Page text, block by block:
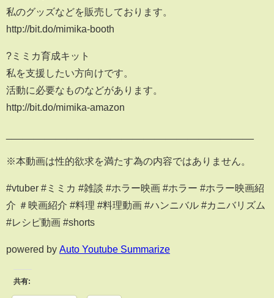
私のグッズなどを販売しております。
http://bit.do/mimika-booth
?ミミカ育成キット
私を支援したい方向けです。
活動に必要なものなどがあります。
http://bit.do/mimika-amazon
※本動画は性的欲求を満たす為の内容ではありません。
#vtuber #ミミカ #雑談 #ホラー映画 #ホラー #ホラー映画紹
介 ＃映画紹介 #料理 #料理動画 #ハンニバル #カニバリズム
#レシピ動画 #shorts
powered by Auto Youtube Summarize
共有: